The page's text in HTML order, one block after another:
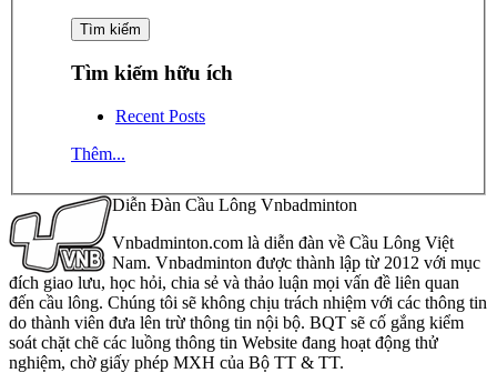
Tìm kiếm hữu ích
Recent Posts
Thêm...
Diễn Đàn Cầu Lông Vnbadminton
Vnbadminton.com là diễn đàn về Cầu Lông Việt
Nam. Vnbadminton được thành lập từ 2012 với mục
đích giao lưu, học hỏi, chia sẻ và thảo luận mọi vấn đề liên quan
đến cầu lông. Chúng tôi sẽ không chịu trách nhiệm với các thông tin
do thành viên đưa lên trừ thông tin nội bộ. BQT sẽ cố gắng kiểm
soát chặt chẽ các luồng thông tin Website đang hoạt động thử
nghiệm, chờ giấy phép MXH của Bộ TT & TT.